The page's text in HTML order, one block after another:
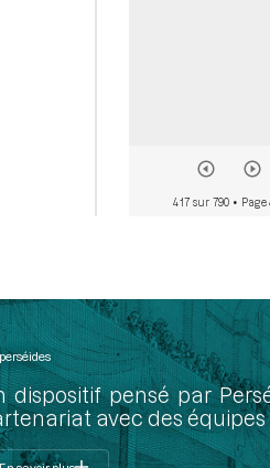
417 sur 790 • Page
dispositif pensé par
avec des